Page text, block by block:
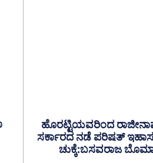
ಹೊರಟ್ಟಿಯವರಿಂದ
ಸರ್ಕಾರದ ನಡೆ ಪರಿಷತ್
ಚುಕ್ಕೆ:ಬಸವರಾಜ